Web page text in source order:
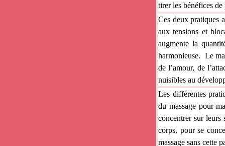
tirer les bénéfices
Ces deux pratiques
aux tensions et
augmente la
harmonieuse. Le
de l’amour, de
nuisibles au
Les différentes
du massage pour
concentrer sur
corps, pour se
massage sans cette